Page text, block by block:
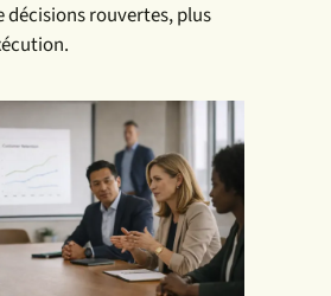
décisions rouvertes, plus